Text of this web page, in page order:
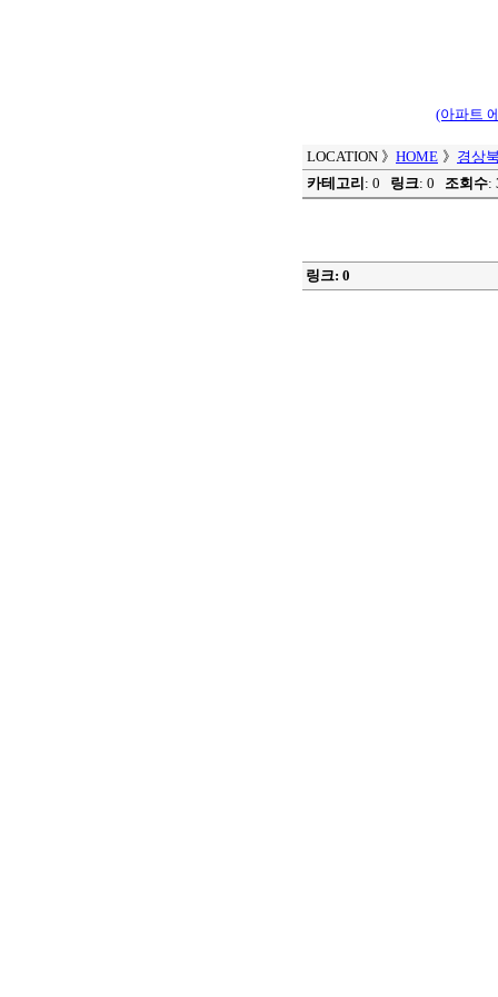
(아파트
LOCATION 》 HOME 》 경상
카테고리 : 0 링크: 0 조회수:
링크: 0